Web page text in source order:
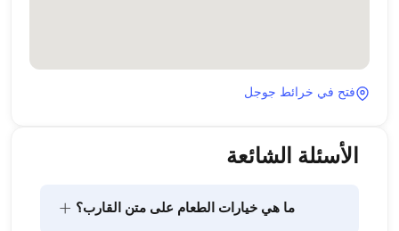
فتح في خرائط جوجل
الأسئلة الشائعة
ما هي خيارات الطعام على متن القارب؟ +